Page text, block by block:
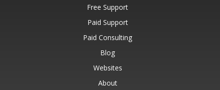
Free Support
Paid Support
Paid Consulting
Blog
Websites
About